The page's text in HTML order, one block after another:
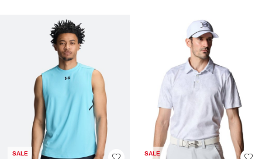
SALE SALE